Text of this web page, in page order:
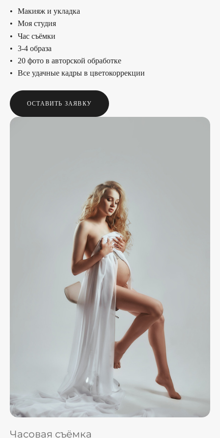
Макияж и укладка
Моя студия
Час съёмки
3-4 образа
20 фото в авторской обработке
Все удачные кадры в цветокоррекции
ОСТАВИТЬ ЗАЯВКУ
Часовая съёмка